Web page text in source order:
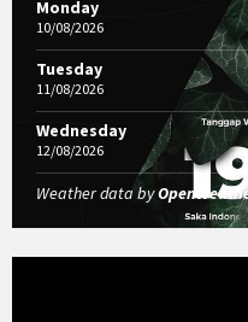
Monday
10/08/2026
Tuesday
11/08/2026
Wednesday
12/08/2026
Weather data by